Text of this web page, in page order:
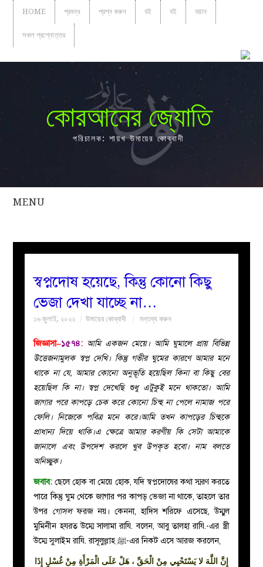
HOME প্রবন্ধ প্রশ্ন করুন বই বই বয়ান
সকল প্রশ্নোত্তর
কোরআনের জ্যোতি
পরিচালক: শায়খ উমায়ের কোব্বাদী
MENU
সকল
নারীদের
পাতা
ইসলাহী
মজলিস
প্রশ্ন
স্বপ্নদোষ হয়েছে, কিন্তু কোনো কিছু
ভেজা দেখা যাচ্ছে না…
১৬ জুলাই, ২০২২ উমায়ের কোব্বাদী মন্তব্য করুন
জিজ্ঞাসা–১৫৭৪: আমি একজন মেয়ে। আমি ঘুমালে প্রায় বিভিন্ন
উত্তেজনামুলক স্বপ্ন দেখি। কিন্তু গভীর ঘুমের কারণে আমার মনে
থাকে না যে, আমার কোনো অনুভূতি হয়েছিল কিনা বা কিছু বের
হয়েছিল কি না। স্বপ্ন দেখেছি শুধু এটুকুই মনে থাকতো। আমি
জাগার পরে কাপড়ে চেক করে কোনো চিন্হ না পেলে নামাজ পরে
ফেলি। নিজেকে পবিত্র মনে করে।আমি তখন কাপড়ের চিন্হকে
প্রাধান্য দিয়ে থাকি।এ ক্ষেত্রে আমার করণীয় কি সেটা আমাকে
জানালে এবং উপদেশ করলে খুব উপকৃত হবো। নাম বলতে
অনিচ্ছুক।
জবাব: ছেলে হোক বা মেয়ে হোক, যদি স্বপ্নদোষের কথা স্মরণ করতে
পারে কিন্তু ঘুম থেকে জাগার পর কাপড় ভেজা না থাকে, তাহলে তার
উপর গোসলফরজ নয়। কেননা, হাদিস শরিফে এসেছে, উম্মুল
মুমিনীন হযরত উম্মে সালামা রাযি. বলেন, আবু তালহা রাযি.-এর স্ত্রী
উম্মে সুলাইম রাযি. রাসূলুল্লাহ ﷺ-এর নিকট এসে আরজ করলেন,
إِنَّ اللَّهَ لا يَسْتَحْيِي مِنْ الْحَقِّ ، هَلْ عَلَى الْمَرْأَةِ مِنْ غُسْلٍ إِذَا